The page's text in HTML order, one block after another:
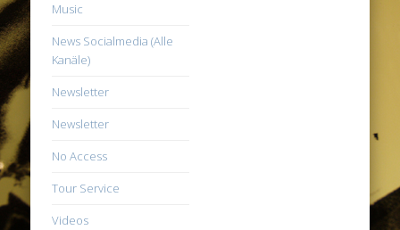
Music
News Socialmedia (Alle
Kanäle)
Newsletter
Newsletter
No Access
Tour Service
Videos